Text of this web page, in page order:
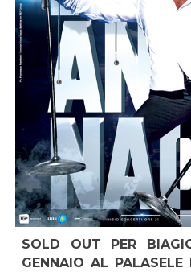
SOLD OUT PER
GENNAIO AL